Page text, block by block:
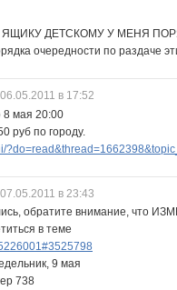
ЯЩИКУ ДЕТСКОМУ У МЕНЯ
очередности по раздаче
06.05.2011 в 17:52
8 мая 20:00
руб по городу.
07.05.2011 в 23:43
обратите внимание, что
в теме
9 мая
738